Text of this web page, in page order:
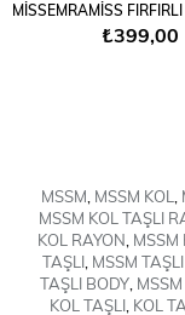
MİSSEMRAMİSS
₺399,00
MSSM MSSM KOL
MSSM KOL TAŞLI
KOL RAYON MSSM
TAŞLI MSSM
TAŞLI BODY,
KOL TAŞLI, KOL